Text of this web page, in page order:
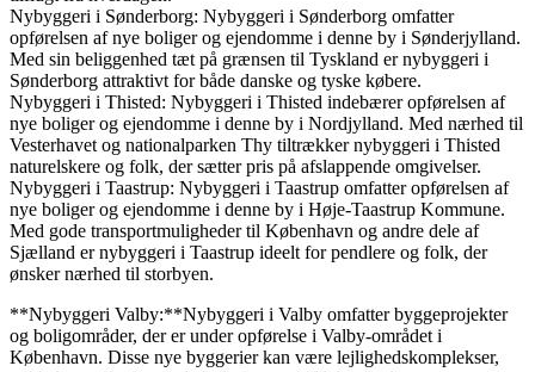
Nybyggeri i Sønderborg: Nybyggeri i Sønderborg omfatter
opførelsen af nye boliger og ejendomme i denne by i Sønderjylland.
Med sin beliggenhed tæt på grænsen til Tyskland er nybyggeri i
Sønderborg attraktivt for både danske og tyske købere.
Nybyggeri i Thisted: Nybyggeri i Thisted indebærer opførelsen af
nye boliger og ejendomme i denne by i Nordjylland. Med nærhed til
Vesterhavet og nationalparken Thy tiltrækker nybyggeri i Thisted
naturelskere og folk, der sætter pris på afslappende omgivelser.
Nybyggeri i Taastrup: Nybyggeri i Taastrup omfatter opførelsen af
nye boliger og ejendomme i denne by i Høje-Taastrup Kommune.
Med gode transportmuligheder til København og andre dele af
Sjælland er nybyggeri i Taastrup ideelt for pendlere og folk, der
ønsker nærhed til storbyen.
**Nybyggeri Valby:**Nybyggeri i Valby omfatter byggeprojekter
og boligområder, der er under opførelse i Valby-området i
København. Disse nye byggerier kan være lejlighedskomplekser,